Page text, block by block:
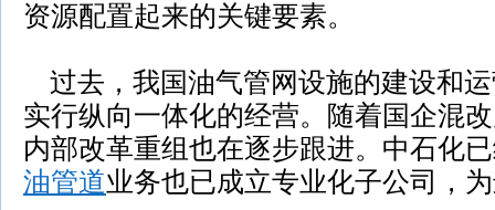
资源配置起来的关键要素。
过去，我国油气管网设施的建设和
实行纵向一体化的经营。随着国企混
内部改革重组也在逐步跟进。中石化
油管道业务也已成立专业化子公司，